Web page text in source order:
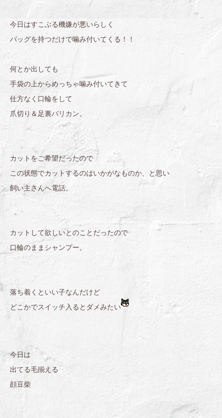
今日はすこぶる機嫌が悪いらしく
バッグを持つだけで噛み付いてくる！！
何とか出しても
手袋の上からめっちゃ噛み付いてきて
仕方なく口輪をして
爪切り＆足裏バリカン。
カットをご希望だったので
この状態でカットするのはいかがなものか、と思い
飼い主さんへ電話。
カットして欲しいとのことだったので
口輪のままシャンプー。
落ち着くといい子なんだけど
どこかでスイッチ入るとダメみたい
今日は
出てる毛揃える
顔豆柴